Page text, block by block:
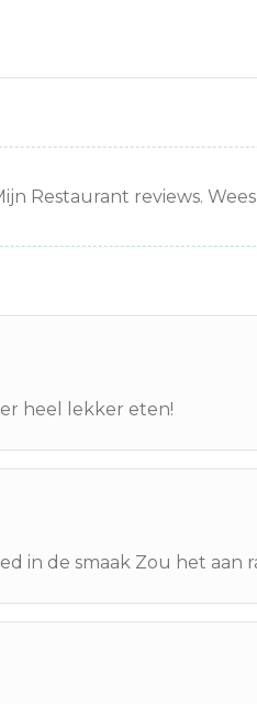
Restaurant reviews.
heel lekker eten!
in de smaak Zou het aan